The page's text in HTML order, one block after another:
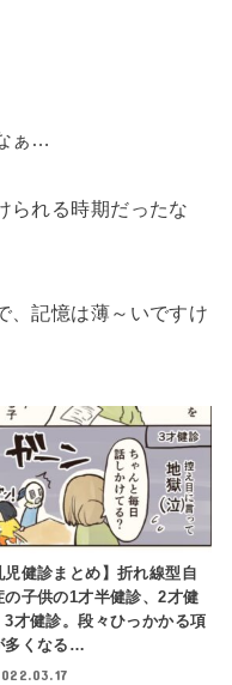
ぁ…
られる時期だったな
、記憶は薄～いですけ
児健診まとめ】折れ線型自
の子供の1才半健診、2才健
3才健診。段々ひっかかる項
多くなる…